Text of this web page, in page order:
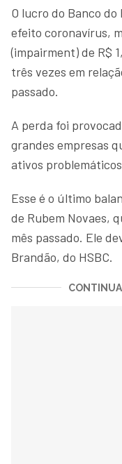
O lucro do Banco
efeito coronavírus,
(impairment) de R$
três vezes em
passado.
A perda foi
grandes empresas
ativos
Esse é o último
de Rubem Novaes,
mês passado. Ele
Brandão, do HSBC.